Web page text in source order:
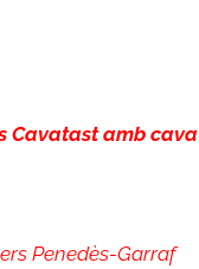
Cavatast amb cava
Penedès-Garraf